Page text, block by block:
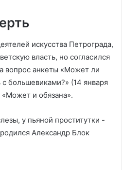
искусства Петрограда,
власть, но согласился
вопрос анкеты «Может ли
с большевиками?» (14 января
«Может и обязана».